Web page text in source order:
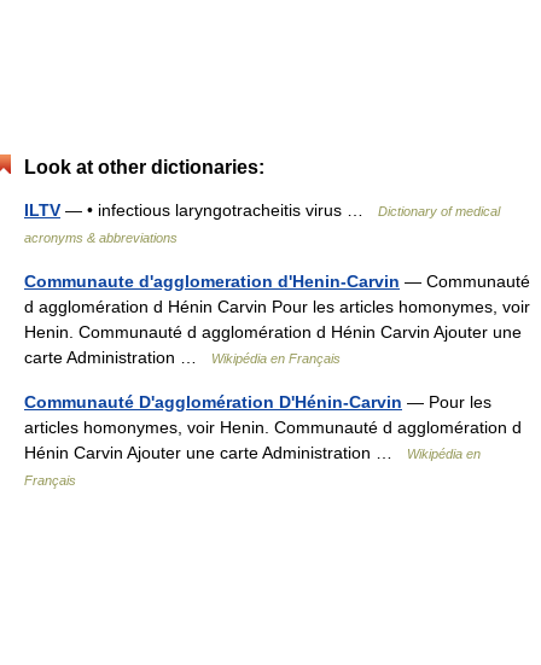
Look at other dictionaries:
ILTV — • infectious laryngotracheitis virus …
Dictionary of medical
acronyms & abbreviations
Communaute d'agglomeration d'Henin-Carvin — Communauté
d agglomération d Hénin Carvin Pour les articles homonymes, voir
Henin. Communauté d agglomération d Hénin Carvin Ajouter une
carte Administration …
Wikipédia en Français
Communauté D'agglomération D'Hénin-Carvin — Pour les
articles homonymes, voir Henin. Communauté d agglomération d
Hénin Carvin Ajouter une carte Administration …
Wikipédia en
Français